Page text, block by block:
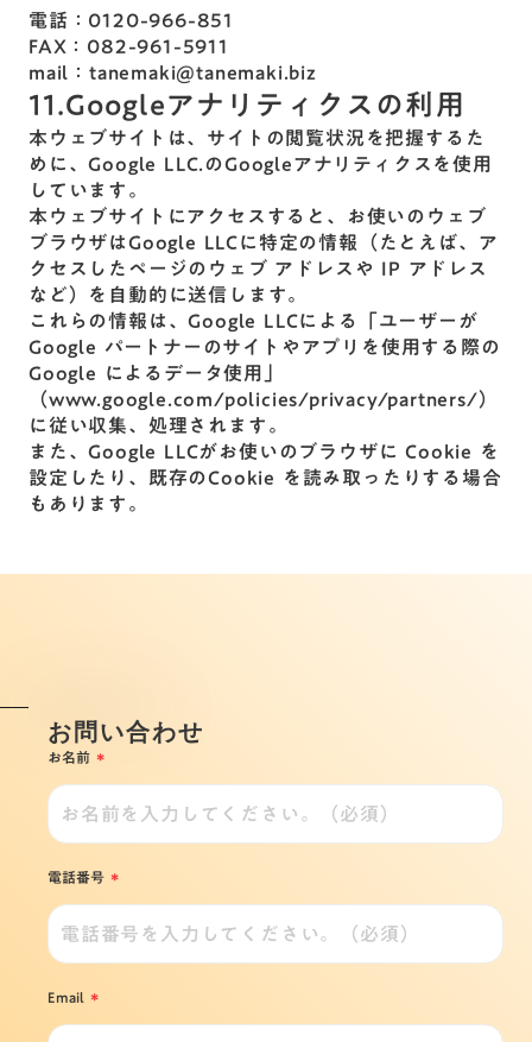
電話：0120-966-851
FAX：082-961-5911
mail：tanemaki@tanemaki.biz
11.Googleアナリティクスの利用
本ウェブサイトは、サイトの閲覧状況を把握するた
めに、Google LLC.のGoogleアナリティクスを使用
しています。
本ウェブサイトにアクセスすると、お使いのウェブ
ブラウザはGoogle LLCに特定の情報（たとえば、ア
クセスしたページのウェブ アドレスや IP アドレス
など）を自動的に送信します。
これらの情報は、Google LLCによる「ユーザーが
Google パートナーのサイトやアプリを使用する際の
Google によるデータ使用」
（www.google.com/policies/privacy/partners/）
に従い収集、処理されます。
また、Google LLCがお使いのブラウザに Cookie を
設定したり、既存のCookie を読み取ったりする場合
もあります。
お問い合わせ
お名前 *
電話番号 *
Email *